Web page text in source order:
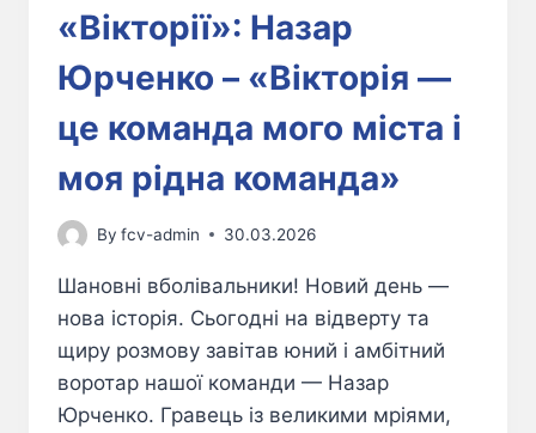
«Вікторії»: Назар
Юрченко – «Вікторія —
це команда мого міста і
моя рідна команда»
By fcv-admin 30.03.2026
Шановні вболівальники! Новий день —
нова історія. Сьогодні на відверту та
щиру розмову завітав юний і амбітний
воротар нашої команди — Назар
Юрченко. Гравець із великими мріями,